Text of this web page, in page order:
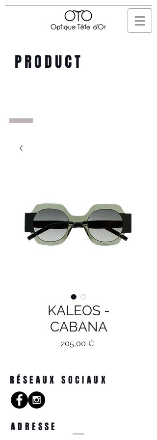
PRODUCT
KALEOS -
CABANA
205,00 €Prix
RÉSEAUX SOCIAUX
ADRESSE